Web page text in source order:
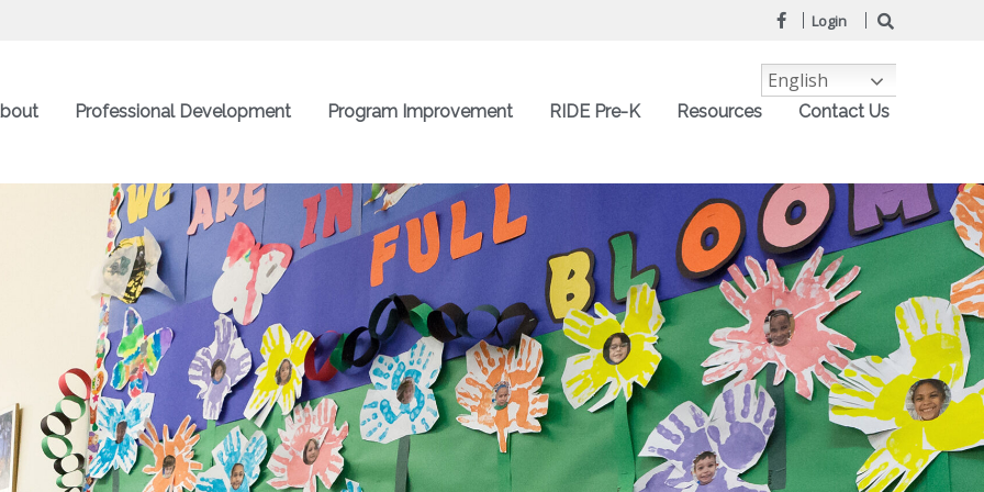
Login
Professional Development Program Improvement RIDE Pre-K Resources Contact Us
English